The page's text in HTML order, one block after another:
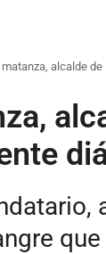
matanza, alcalde